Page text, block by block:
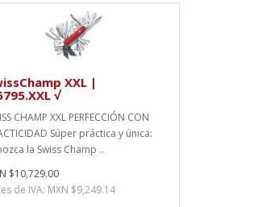
XXL |
√
CHAMP XXL PERFECCIÓN CON
Súper práctica y única:
la Swiss Champ ..
$10,729.00
de IVA: MXN $9,249.14